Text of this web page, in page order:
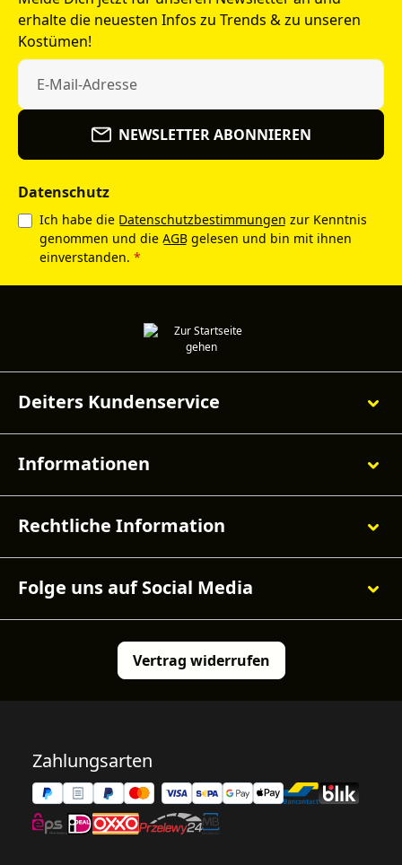
erhalte die neuesten Infos zu Trends & zu unseren
Kostümen!
NEWSLETTER ABONNIEREN
Datenschutz
Ich habe die Datenschutzbestimmungen zur Kenntnis
genommen und die AGB gelesen und bin mit ihnen
einverstanden. *
Deiters Kundenservice
Informationen
Rechtliche Information
Folge uns auf Social Media
Vertrag widerrufen
Zahlungsarten